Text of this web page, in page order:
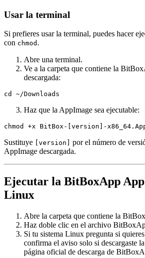
Usar la terminal
Si prefieres usar la terminal, puedes hacer
con chmod .
Abre una terminal.
Ve a la carpeta que contiene la
descargada:
cd ~/Downloads
Haz que la AppImage sea ejecutable:
chmod +x BitBox-[version]-
Sustituye [version]
por el número de
AppImage descargada.
Ejecutar la BitBoxApp
Linux
Abre la carpeta que contiene la
Haz doble clic en el archivo
Si tu sistema Linux pregunta si
confirma el aviso solo si descargaste
página oficial de descarga de